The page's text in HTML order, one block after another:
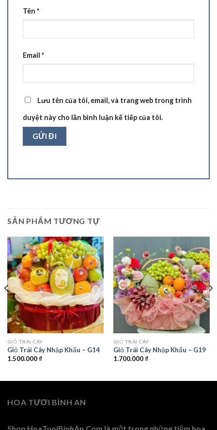
Tên *
Email *
Lưu tên của tôi, email, và trang web trong trình
duyệt này cho lần bình luận kế tiếp của tôi.
SẢN PHẨM TƯƠNG TỰ
GIỎ TRÁI CÂY
Giỏ Trái Cây Nhập Khẩu – G14
1.500.000₫
GIỎ TRÁI CÂY
Giỏ Trái Cây Nhập Khẩu – G19
1.700.000₫
HOA TƯƠI BÌNH AN